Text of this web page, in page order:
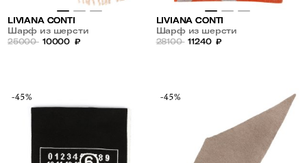
LIVIANA CONTI
Шарф из шерсти
25000 10000 ₽
LIVIANA CONTI
Шарф из шерсти
28100 11240 ₽
-45% -45%